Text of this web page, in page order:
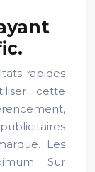
rapides
cette
Les
Sur